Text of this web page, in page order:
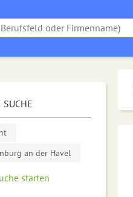
SUCHE
an der Havel
starten